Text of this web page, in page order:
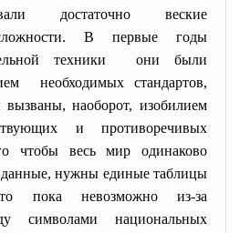
достаточно веские
сложности. В первые годы
техники они были
необходимых стандартов,
наоборот, изобилием
и противоречивых
чтобы весь мир одинаково
данные, нужны единые таблицы
пока невозможно из-за
символами национальных